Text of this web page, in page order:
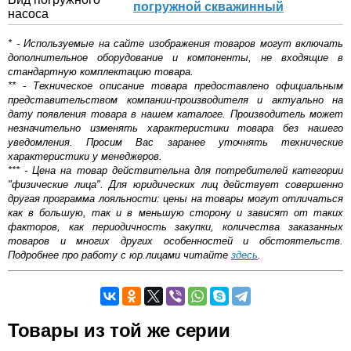
насоса
погружной скважинный
* - Используемые на сайте изображения товаров могут включать
дополнительное оборудование и компоненты, не входящие в
стандартную комплектацию товара.
** - Техническое описание товара предоставлено официальным
представительством компании-производителя и актуально на
дату появления товара в нашем каталоге. Производитель может
незначительно изменять характеристики товара без нашего
уведомления. Просим Вас заранее уточнять технические
характеристики у менеджеров.
*** - Цена на товар действительна для потребителей категории
"физические лица". Для юридических лиц действует совершенно
другая программа лояльности: цены на товары могут отличаться
как в большую, так и в меньшую сторону и зависят от таких
факторов, как периодичность закупки, количества заказанных
товаров и многих других особенностей и обстоятельств.
Подробнее про работу с юр.лицами читайте здесь.
Скважинный насос Grundfos SQ 2 - 35 — модель с
отличными рабочими характеристиками. Солидная
функционирование даже при больших нагрузках,
Товары из той же серии